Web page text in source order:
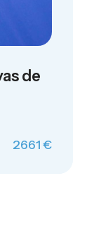
de
2661 €